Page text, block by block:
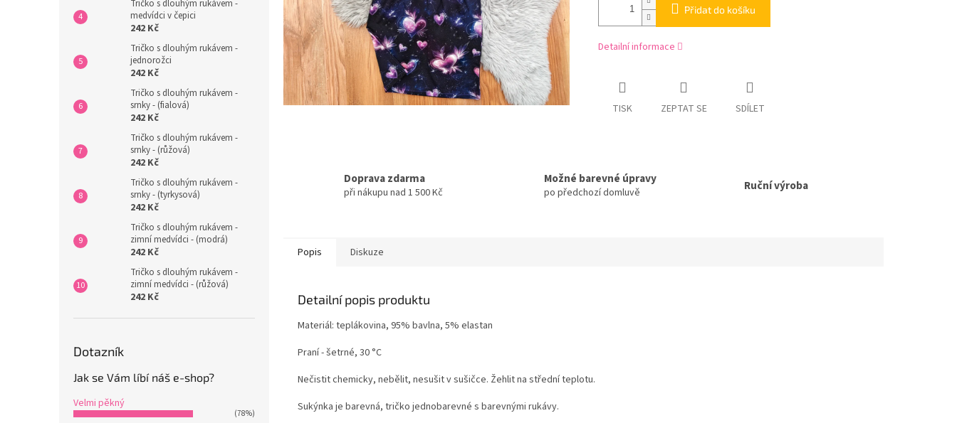
Tričko s dlouhým rukávem -
medvídci v čepici
242 Kč
Tričko s dlouhým rukávem -
jednorožci
242 Kč
Tričko s dlouhým rukávem -
srnky - (fialová)
242 Kč
Tričko s dlouhým rukávem -
srnky - (růžová)
242 Kč
Tričko s dlouhým rukávem -
srnky - (tyrkysová)
242 Kč
Tričko s dlouhým rukávem -
zimní medvídci - (modrá)
242 Kč
Tričko s dlouhým rukávem -
zimní medvídci - (růžová)
242 Kč
Dotazník
Jak se Vám líbí náš e-shop?
Velmi pěkný
(78%)
Přidat do košíku
Detailní informace
TISK ZEPTAT SE SDÍLET
Doprava zdarma
při nákupu nad 1 500 Kč
Možné barevné úpravy
po předchozí domluvě Ruční výroba
Popis Diskuze
Detailní popis produktu
Materiál: teplákovina, 95% bavlna, 5% elastan
Praní - šetrné, 30 °C
Nečistit chemicky, nebělit, nesušit v sušičce. Žehlit na střední teplotu.
Sukýnka je barevná, tričko jednobarevné s barevnými rukávy.